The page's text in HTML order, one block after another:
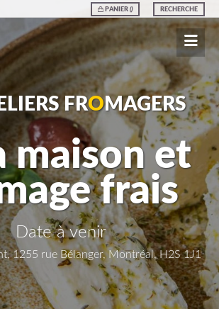
RECHERCHE
PANIER ()
FROMAGERS
maison et
frais
Date à venir
1255 rue Bélanger, Montréal, H2S 1J1